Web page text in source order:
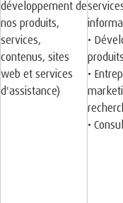
développement de
nos produits,
services,
contenus, sites
web et services
d'assistance)
•
•
•